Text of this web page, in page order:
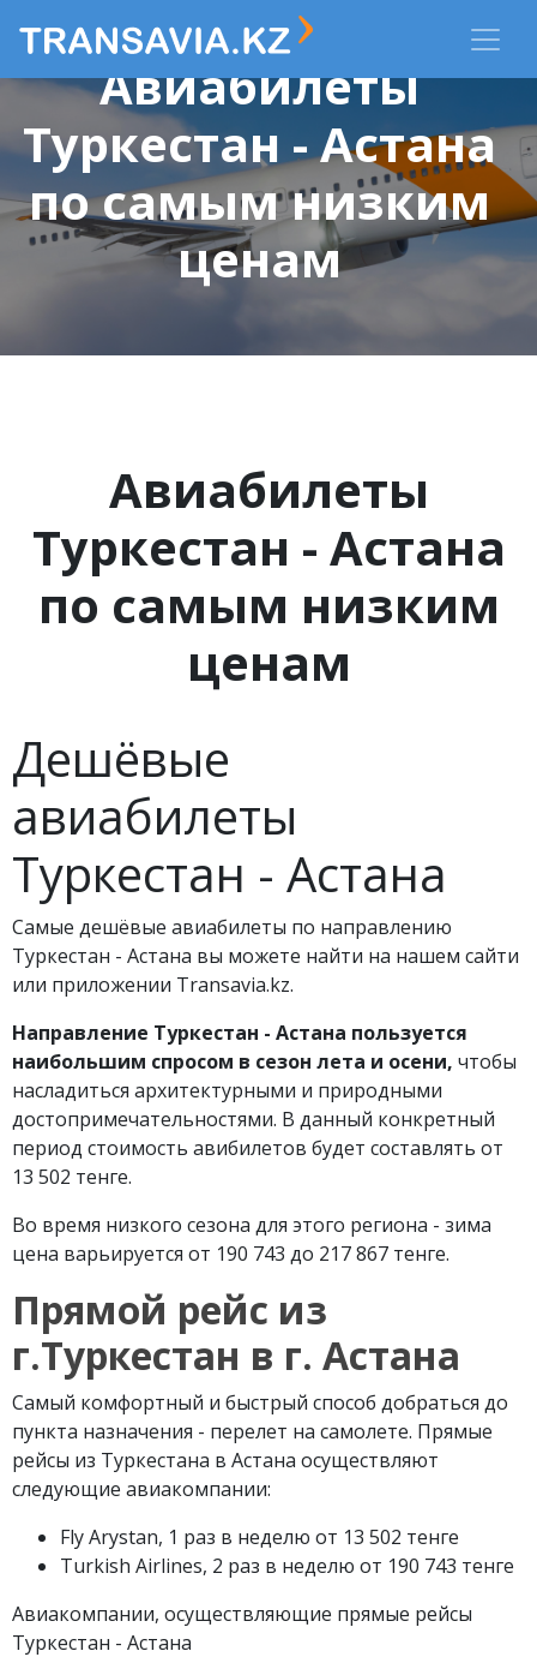
Авиабилеты
Туркестан - Астана
по самым низким
ценам
Авиабилеты
Туркестан - Астана
по самым низким
ценам
Дешёвые
авиабилеты
Туркестан - Астана
Самые дешёвые авиабилеты по направлению
Туркестан - Астана вы можете найти на нашем сайти
или приложении Transavia.kz.
Направление Туркестан - Астана пользуется
наибольшим спросом в сезон лета и осени, чтобы
насладиться архитектурными и природными
достопримечательностями. В данный конкретный
период стоимость авибилетов будет составлять от
13 502 тенге.
Во время низкого сезона для этого региона - зима
цена варьируется от 190 743 до 217 867 тенге.
Прямой рейс из
г.Туркестан в г. Астана
Самый комфортный и быстрый способ добраться до
пункта назначения - перелет на самолете. Прямые
рейсы из Туркестана в Астана осуществляют
следующие авиакомпании:
Fly Arystan, 1 раз в неделю от 13 502 тенге
Turkish Airlines, 2 раз в неделю от 190 743 тенге
Авиакомпании, осуществляющие прямые рейсы
Туркестан - Астана